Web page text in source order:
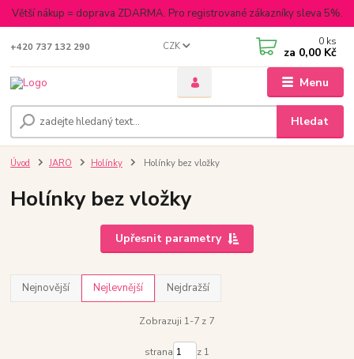
Větší nákup = doprava ZDARMA. Pro registrované zákazníky sleva 5%.
Menu
CZK
Hledat
+420 737 132 290 0 ks
za 0,00 Kč
Úvod JARO Holínky Holínky bez vložky
Holínky bez vložky
Upřesnit parametry
Nejnovější Nejlevnější Nejdražší
Zobrazuji 1-7 z 7
strana z 1